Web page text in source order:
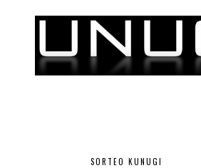
SORTEO KUNUGI